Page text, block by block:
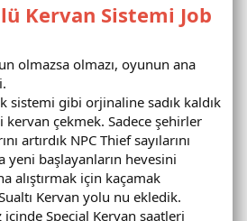
Kervan Sistemi Job
olmazsa olmazı, oyunun ana
sistemi gibi orjinaline sadık kaldık
çekmek. Sadece şehirler
artırdık NPC Thief sayılarını
yeni başlayanların hevesini
alıştırmak için kaçamak
Kervan yolu nu ekledik.
içinde Special Kervan saatleri